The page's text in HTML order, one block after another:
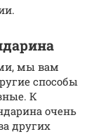
мы вам
способы
К
очень
других